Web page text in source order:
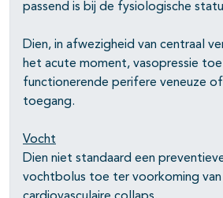
passend is bij de fysiologische
Dien, in afwezigheid van centraal
het acute moment, vasopressie
functionerende perifere veneuze
toegang.
Vocht
Dien niet standaard een
vochtbolus toe ter voorkoming van